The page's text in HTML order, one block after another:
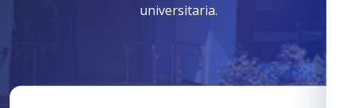
universitaria.